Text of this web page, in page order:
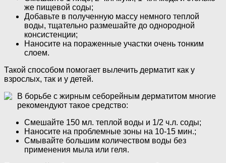
же пищевой соды;
Добавьте в полученную массу немного теплой
воды, тщательно размешайте до однородной
консистенции;
Наносите на пораженные участки очень тонким
слоем.
Такой способом помогает вылечить дерматит как у
взрослых, так и у детей.
В борьбе с жирным себорейным дерматитом многие
рекомендуют такое средство:
Смешайте 150 мл. теплой воды и 1/2 ч.л. соды;
Наносите на проблемные зоны на 10-15 мин.;
Смывайте большим количеством воды без
применения мыла или геля.